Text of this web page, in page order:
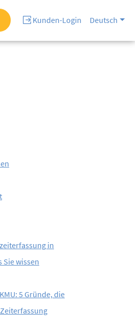
Kunden-Login Deutsch
in
Sie wissen
5 Gründe, die